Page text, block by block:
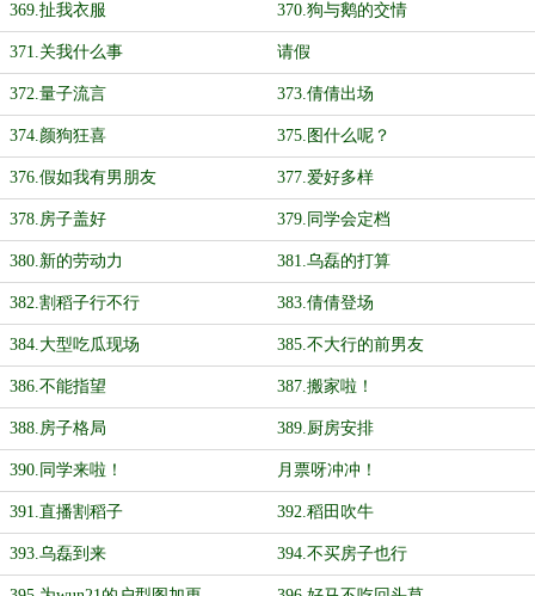
369.扯我衣服 370.狗与鹅的交情
371.关我什么事 请假
372.量子流言 373.倩倩出场
374.颜狗狂喜 375.图什么呢？
376.假如我有男朋友 377.爱好多样
378.房子盖好 379.同学会定档
380.新的劳动力 381.乌磊的打算
382.割稻子行不行 383.倩倩登场
384.大型吃瓜现场 385.不大行的前男友
386.不能指望 387.搬家啦！
388.房子格局 389.厨房安排
390.同学来啦！ 月票呀冲冲！
391.直播割稻子 392.稻田吹牛
393.乌磊到来 394.不买房子也行